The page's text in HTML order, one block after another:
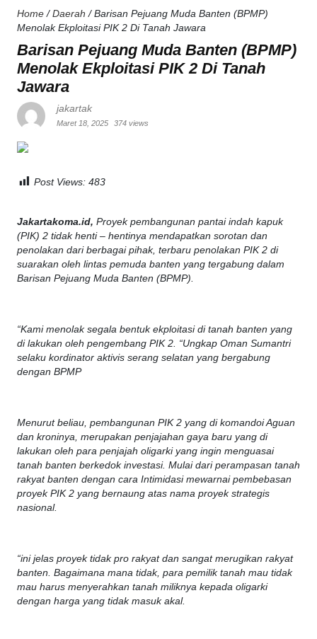
Home / Daerah / Barisan Pejuang Muda Banten (BPMP)
Menolak Ekploitasi PIK 2 Di Tanah Jawara
Barisan Pejuang Muda Banten (BPMP)
Menolak Ekploitasi PIK 2 Di Tanah
Jawara
jakartak
Maret 18, 2025 374 views
Post Views: 483
Jakartakoma.id, Proyek pembangunan pantai indah kapuk
(PIK) 2 tidak henti – hentinya mendapatkan sorotan dan
penolakan dari berbagai pihak, terbaru penolakan PIK 2 di
suarakan oleh lintas pemuda banten yang tergabung dalam
Barisan Pejuang Muda Banten (BPMP).
“Kami menolak segala bentuk ekploitasi di tanah banten yang
di lakukan oleh pengembang PIK 2. “Ungkap Oman Sumantri
selaku kordinator aktivis serang selatan yang bergabung
dengan BPMP
Menurut beliau, pembangunan PIK 2 yang di komandoi Aguan
dan kroninya, merupakan penjajahan gaya baru yang di
lakukan oleh para penjajah oligarki yang ingin menguasai
tanah banten berkedok investasi. Mulai dari perampasan tanah
rakyat banten dengan cara Intimidasi mewarnai pembebasan
proyek PIK 2 yang bernaung atas nama proyek strategis
nasional.
“ini jelas proyek tidak pro rakyat dan sangat merugikan rakyat
banten. Bagaimana mana tidak, para pemilik tanah mau tidak
mau harus menyerahkan tanah miliknya kepada oligarki
dengan harga yang tidak masuk akal.